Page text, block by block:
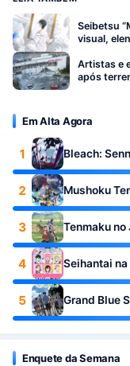
Seibetsu
visual,
Artistas e
após
Em Alta Agora
1 Bleach:
2 Mushoku
3 Tenmaku
4 Seihantai
5 Grand Blue
Enquete da Semana